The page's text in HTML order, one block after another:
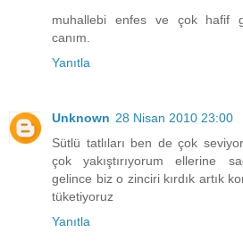
muhallebi enfes ve çok hafif
canım.
Yanıtla
Unknown 28 Nisan 2010 23:00
Sütlü tatlıları ben de çok
çok yakıştırıyorum ellerine
gelince biz o zinciri kırdık artık
tüketiyoruz
Yanıtla